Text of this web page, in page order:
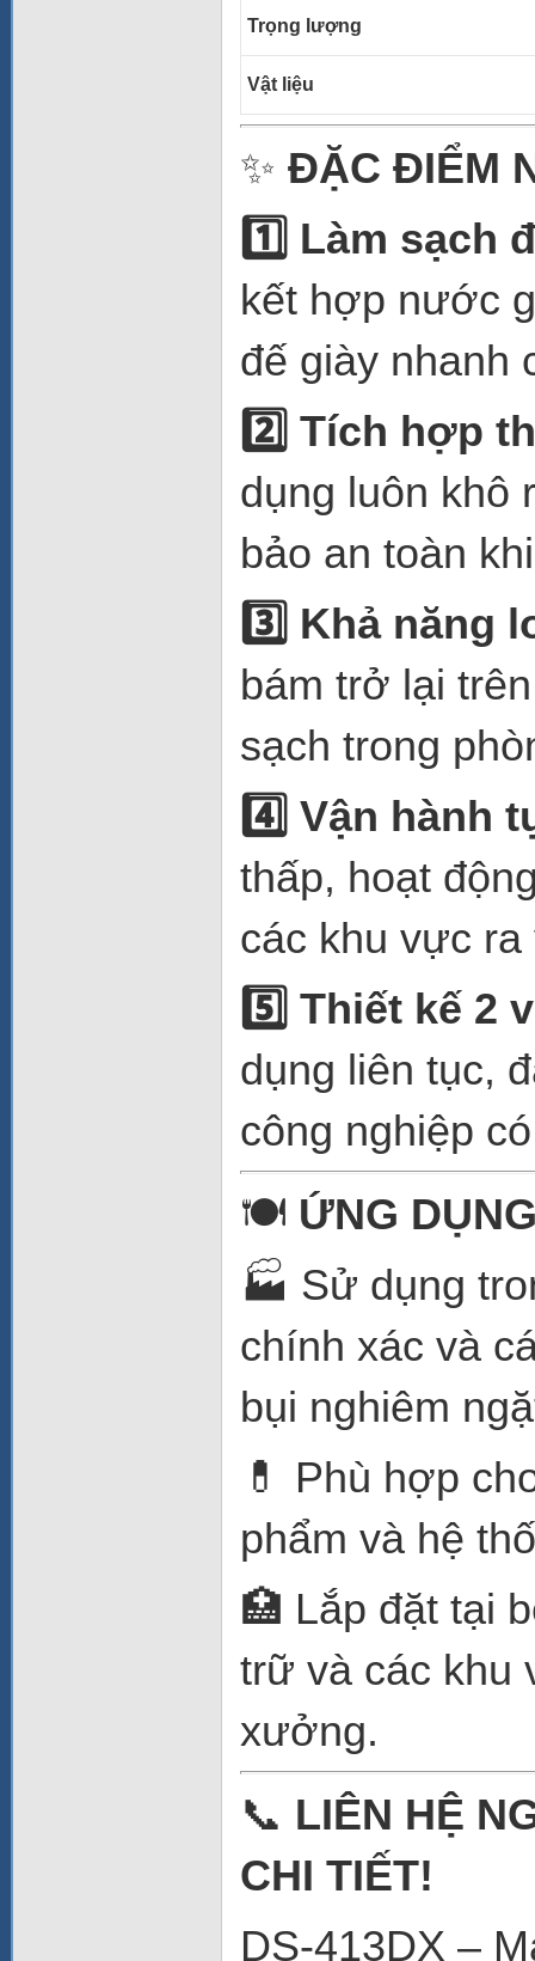
Trọng lượng
Vật liệu
✨ ĐẶC ĐIỂM
1️ Làm sạch
kết hợp nước
đế giày nhanh
2️ Tích hợp
dụng luôn khô
bảo an toàn
3️ Khả năng
bám trở lại
sạch trong
4️ Vận hành
thấp, hoạt
các khu vực
5️ Thiết kế 2
dụng liên tục,
công nghiệp
🍽️ ỨNG
🏭 Sử dụng
chính xác và
bụi nghiêm
💊 Phù hợp
phẩm và hệ
🏥 Lắp đặt tại
trữ và các khu
xưởng.
📞 LIÊN HỆ
CHI TIẾT!
DS-413DX –